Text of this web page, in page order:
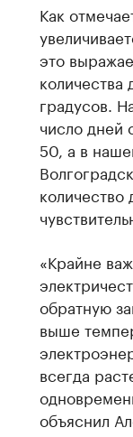
Как
это
градусов.
число дней
50, а в
«Крайне
обратную
выше
всегда
объяснил